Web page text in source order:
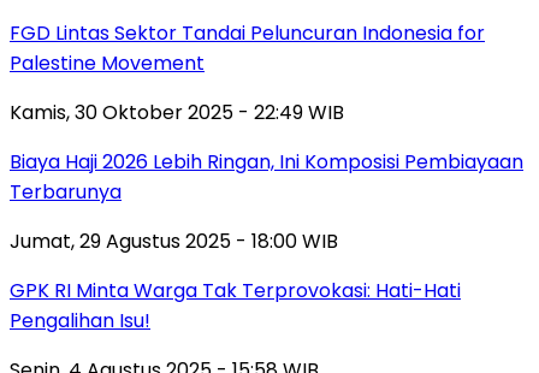
FGD Lintas Sektor Tandai Peluncuran Indonesia for
Palestine Movement
Kamis, 30 Oktober 2025 - 22:49 WIB
Biaya Haji 2026 Lebih Ringan, Ini Komposisi Pembiayaan
Terbarunya
Jumat, 29 Agustus 2025 - 18:00 WIB
GPK RI Minta Warga Tak Terprovokasi: Hati-Hati
Pengalihan Isu!